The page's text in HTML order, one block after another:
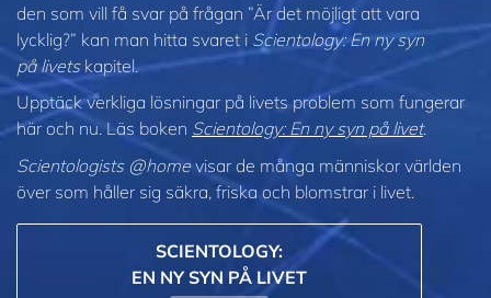
den som vill få svar på frågan ”Är det möjligt att vara
lycklig?” kan man hitta svaret i Scientology: En ny syn
på livetskapitel.
Upptäck verkliga lösningar på livets problem som fungerar
här och nu. Läs boken Scientology: En ny syn på livet.
Scientologists @homevisar de många människor världen
över som håller sig säkra, friska och blomstrar i livet.
SCIENTOLOGY:
EN NY SYN PÅ LIVET